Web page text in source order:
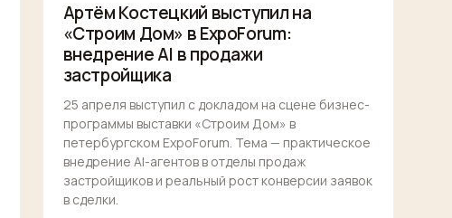
Артём Костецкий выступил на
«Строим Дом» в ExpoForum:
внедрение AI в продажи
застройщика
25 апреля выступил с докладом на сцене бизнес-
программы выставки «Строим Дом» в
петербургском ExpoForum. Тема — практическое
внедрение AI-агентов в отделы продаж
застройщиков и реальный рост конверсии заявок
в сделки.